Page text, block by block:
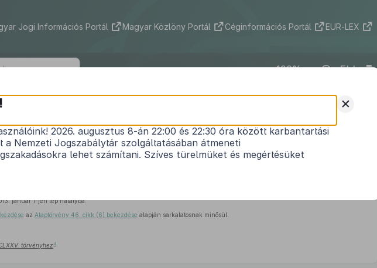
Jogi Információs Portál Magyar Közlöny Portál Céginformációs Portál EUR-LEX
ELI
2012. évi CLXXV. törvény
és Vámhivatalról szóló2010. évi CXXII. törvénymódosításáról
Hatályos: 2013. 01. 02. – 2017. 12. 11.
január 1-jén lép hatályba.
az Alaptörvény 46. cikk (6) bekezdése alapján sarkalatosnak minősül.
törvényhez4
+
2026. augusztus 8-án 22:00 és 22:30 óra között karbantartási
a Nemzeti Jogszabálytár szolgáltatásában átmeneti
lehet számítani. Szíves türelmüket és megértésüket